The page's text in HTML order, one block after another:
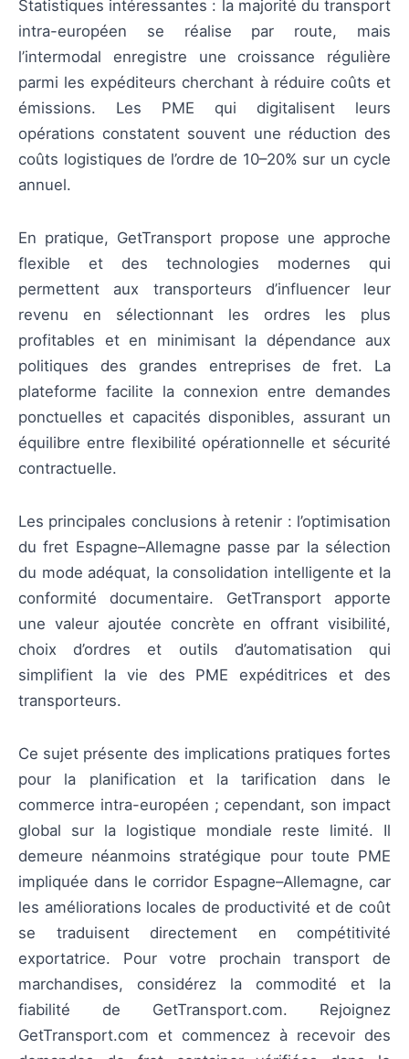
Statistiques intéressantes : la majorité du transport
intra-européen se réalise par route, mais
l’intermodal enregistre une croissance régulière
parmi les expéditeurs cherchant à réduire coûts et
émissions. Les PME qui digitalisent leurs
opérations constatent souvent une réduction des
coûts logistiques de l’ordre de 10–20% sur un cycle
annuel.
En pratique, GetTransport propose une approche
flexible et des technologies modernes qui
permettent aux transporteurs d’influencer leur
revenu en sélectionnant les ordres les plus
profitables et en minimisant la dépendance aux
politiques des grandes entreprises de fret. La
plateforme facilite la connexion entre demandes
ponctuelles et capacités disponibles, assurant un
équilibre entre flexibilité opérationnelle et sécurité
contractuelle.
Les principales conclusions à retenir : l’optimisation
du fret Espagne–Allemagne passe par la sélection
du mode adéquat, la consolidation intelligente et la
conformité documentaire. GetTransport apporte
une valeur ajoutée concrète en offrant visibilité,
choix d’ordres et outils d’automatisation qui
simplifient la vie des PME expéditrices et des
transporteurs.
Ce sujet présente des implications pratiques fortes
pour la planification et la tarification dans le
commerce intra-européen ; cependant, son impact
global sur la logistique mondiale reste limité. Il
demeure néanmoins stratégique pour toute PME
impliquée dans le corridor Espagne–Allemagne, car
les améliorations locales de productivité et de coût
se traduisent directement en compétitivité
exportatrice. Pour votre prochain transport de
marchandises, considérez la commodité et la
fiabilité de GetTransport.com. Rejoignez
GetTransport.com et commencez à recevoir des